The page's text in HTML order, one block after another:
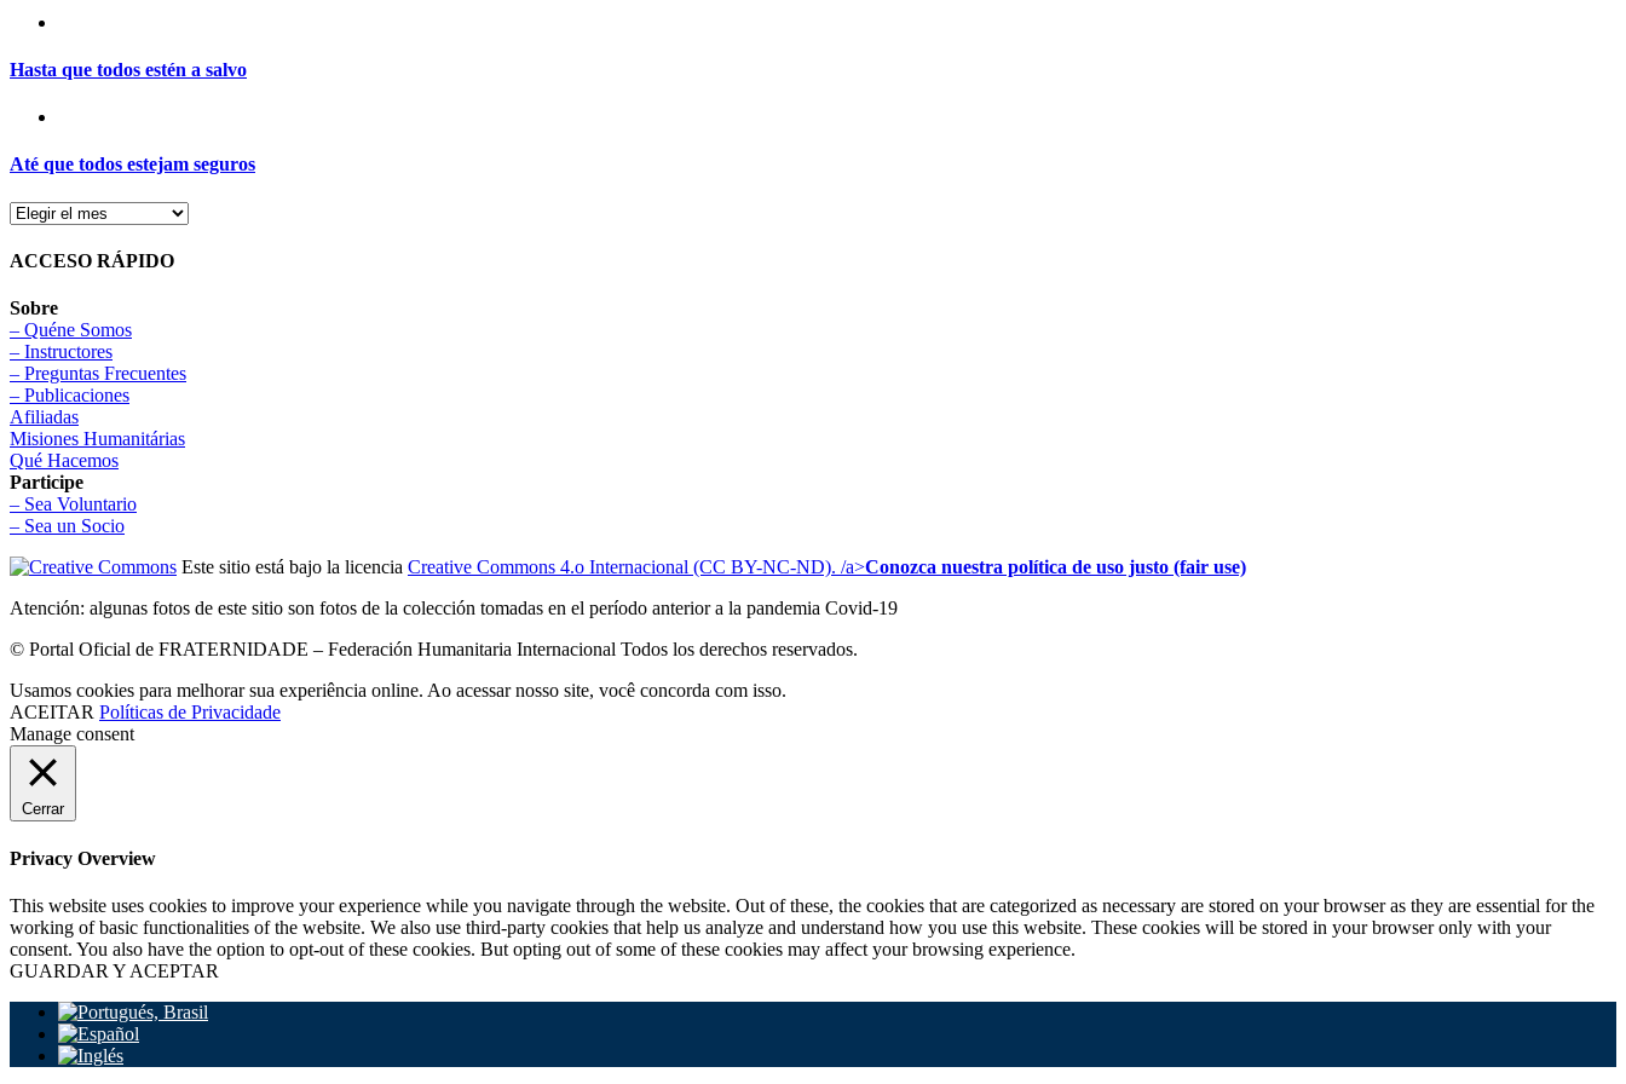
Hasta que todos estén a salvo
Até que todos estejam seguros
ACCESO RÁPIDO
Sobre
– Quéne Somos
– Instructores
– Preguntas Frecuentes
– Publicaciones
Afiliadas
Misiones Humanitárias
Qué Hacemos
Participe
– Sea Voluntario
– Sea un Socio
Este sitio está bajo la licencia Creative Commons 4.o Internacional (CC BY-NC-ND). /a>Conozca nuestra política de uso justo (fair use)
Atención: algunas fotos de este sitio son fotos de la colección tomadas en el período anterior a la pandemia Covid-19
© Portal Oficial de FRATERNIDADE – Federación Humanitaria Internacional Todos los derechos reservados.
Usamos cookies para melhorar sua experiência online. Ao acessar nosso site, você concorda com isso.
ACEITAR Políticas de Privacidade
Manage consent
Cerrar
Privacy Overview
This website uses cookies to improve your experience while you navigate through the website. Out of these, the cookies that are categorized as necessary are stored on your browser as they are essential for the
working of basic functionalities of the website. We also use third-party cookies that help us analyze and understand how you use this website. These cookies will be stored in your browser only with your
consent. You also have the option to opt-out of these cookies. But opting out of some of these cookies may affect your browsing experience.
GUARDAR Y ACEPTAR